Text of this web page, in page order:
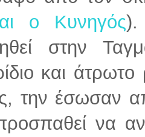
ο Κυνηγός).
στην
και
την έσωσαν
να